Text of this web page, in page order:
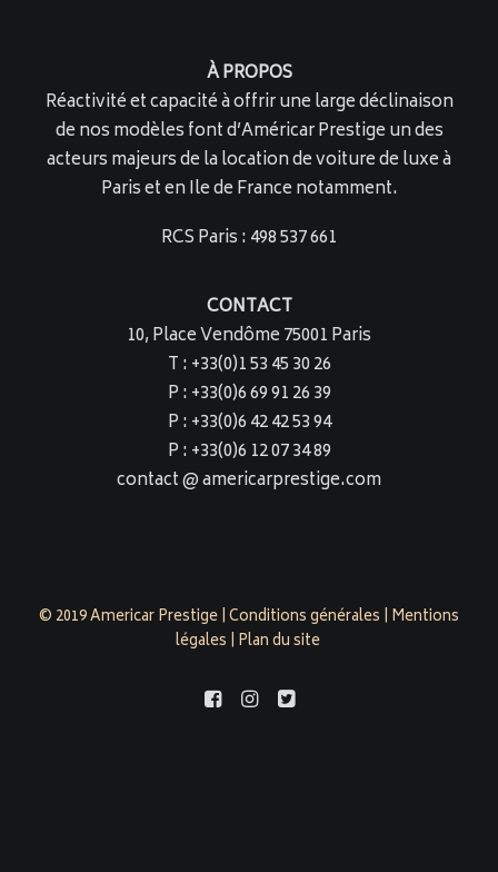
À PROPOS
Réactivité et capacité à offrir une large déclinaison
de nos modèles font d’Américar Prestige un des
acteurs majeurs de la location de voiture de luxe à
Paris et en Ile de France notamment.
RCS Paris : 498 537 661
CONTACT
10, Place Vendôme 75001 Paris
T : +33(0)1 53 45 30 26
P : +33(0)6 69 91 26 39
P : +33(0)6 42 42 53 94
P : +33(0)6 12 07 34 89
contact @ americarprestige.com
© 2019 Americar Prestige |Conditions générales | Mentions
légales | Plan du site